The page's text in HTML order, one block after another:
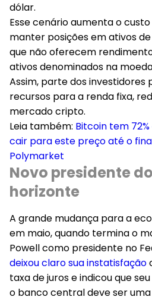
dólar.
Esse cenário aumenta o
manter posições em ativos
que não oferecem
ativos denominados na
Assim, parte dos
recursos para a renda fixa,
mercado cripto.
Leia também: Bitcoin tem
cair para este preço até o
Polymarket
Novo presidente
horizonte
A grande mudança para a
em maio, quando termina o
Powell como presidente no
deixou claro sua instatisfação
taxa de juros e indicou que
o banco central deve ser